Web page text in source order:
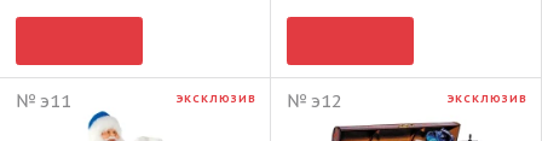
№ э11 ЭКСКЛЮЗИВ № э12 ЭКСКЛЮЗИВ